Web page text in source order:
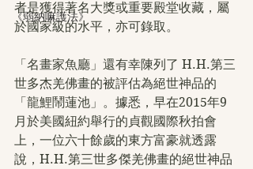
《弱納嘛護法》
者是獲得著名大獎或重要殿堂收藏，屬
於國家級的水平，亦可錄取。
「名畫家魚廳」還有幸陳列了 H.H.第三
世多杰羌佛畫的被評估為絕世神品的
「龍鯉鬧蓮池」。據悉，早在2015年9
月於美國紐約舉行的貞觀國際秋拍會
上，一位六十餘歲的東方富豪就透露
說，H.H.第三世多傑羌佛畫的絕世神品